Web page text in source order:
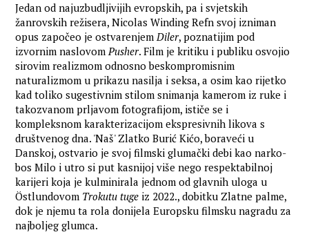
Jedan od najuzbudljivijih evropskih, pa i svjetskih
žanrovskih režisera, Nicolas Winding Refn svoj izniman
opus započeo je ostvarenjemDiler, poznatijim pod
izvornim naslovomPusher. Film je kritiku i publiku osvojio
sirovim realizmom odnosno beskompromisnim
naturalizmom u prikazu nasilja i seksa, a osim kao rijetko
kad toliko sugestivnim stilom snimanja kamerom iz ruke i
takozvanom prljavom fotografijom, ističe se i
kompleksnom karakterizacijom ekspresivnih likova s
društvenog dna. 'Naš' Zlatko Burić Kićo, boraveći u
Danskoj, ostvario je svoj filmski glumački debi kao narko-
bos Milo i utro si put kasnijoj više nego respektabilnoj
karijeri koja je kulminirala jednom od glavnih uloga u
Östlundovom Trokutu tuge iz 2022., dobitku Zlatne palme,
dok je njemu ta rola donijela Europsku filmsku nagradu za
najboljeg glumca.